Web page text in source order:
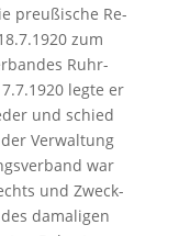
preußi­sche Re­
zum
Ruhr­
leg­te er
und schied
Ver­wal­tung
war
und Zweck­
da­ma­li­gen